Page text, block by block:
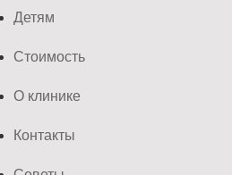
Детям
Стоимость
О клинике
Контакты